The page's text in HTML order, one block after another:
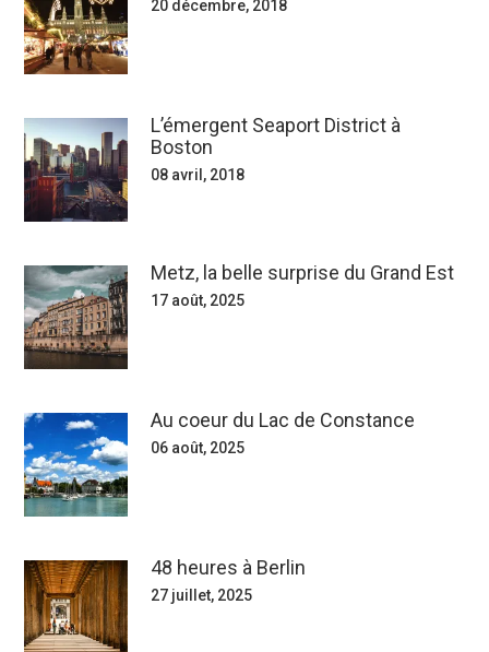
20 décembre, 2018
L’émergent Seaport District à
Boston
08 avril, 2018
Metz, la belle surprise du Grand Est
17 août, 2025
Au coeur du Lac de Constance
06 août, 2025
48 heures à Berlin
27 juillet, 2025